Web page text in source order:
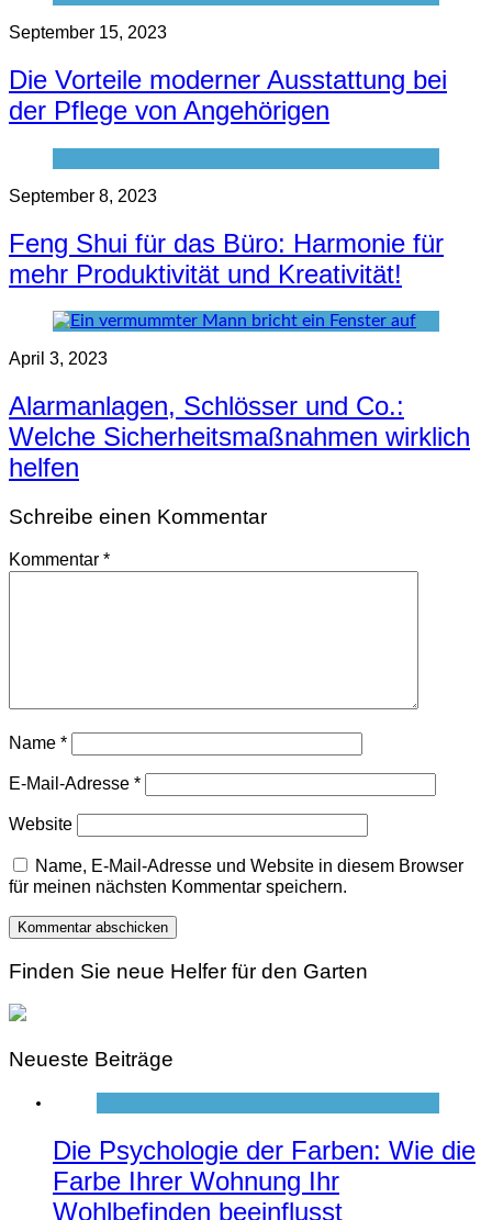
September 15, 2023
Die Vorteile moderner Ausstattung bei
der Pflege von Angehörigen
September 8, 2023
Feng Shui für das Büro: Harmonie für
mehr Produktivität und Kreativität!
April 3, 2023
Alarmanlagen, Schlösser und Co.:
Welche Sicherheitsmaßnahmen wirklich
helfen
Schreibe einen Kommentar
Kommentar *
Name *
E-Mail-Adresse *
Website
Name, E-Mail-Adresse und Website in diesem Browser
für meinen nächsten Kommentar speichern.
Finden Sie neue Helfer für den Garten
Neueste Beiträge
Die Psychologie der Farben: Wie die
Farbe Ihrer Wohnung Ihr
Wohlbefinden beeinflusst